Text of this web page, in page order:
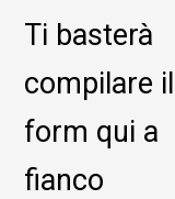
Ti basterà
compilare il
form qui a
fianco